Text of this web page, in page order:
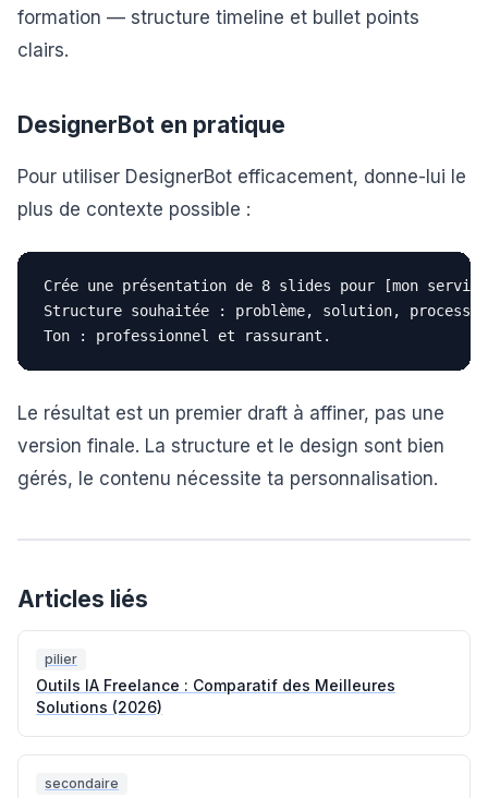
formation — structure timeline et bullet points
clairs.
DesignerBot en pratique
Pour utiliser DesignerBot efficacement, donne-lui le
plus de contexte possible :
Crée une présentation de 8 slides pour [mon
Structure souhaitée : problème, solution,
Le résultat est un premier draft à affiner, pas une
version finale. La structure et le design sont bien
gérés, le contenu nécessite ta personnalisation.
Articles liés
pilier
Outils IA Freelance : Comparatif des Meilleures
Solutions (2026)
secondaire